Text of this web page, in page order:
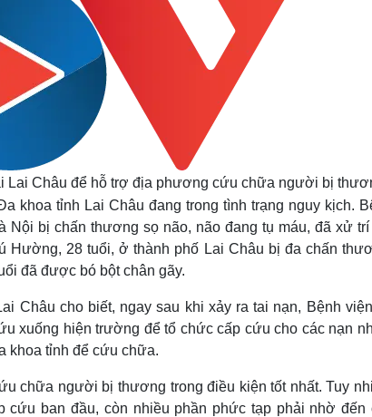
Lai Châu để hỗ trợ địa phương cứu chữa người bị
khoa tỉnh Lai Châu đang trong tình trạng nguy kịch.
Nội bị chấn thương sọ não, não đang tụ máu, đã xử trí
Hường, 28 tuổi, ở thành phố Lai Châu bị đa chấn
đã được bó bột chân gãy.
Châu cho biết, ngay sau khi xảy ra tai nạn, Bệnh
xuống hiện trường để tổ chức cấp cứu cho các nạn
khoa tỉnh để cứu chữa.
chữa người bị thương trong điều kiện tốt nhất. Tuy
ban đầu, còn nhiều phần phức tạp phải nhờ đến